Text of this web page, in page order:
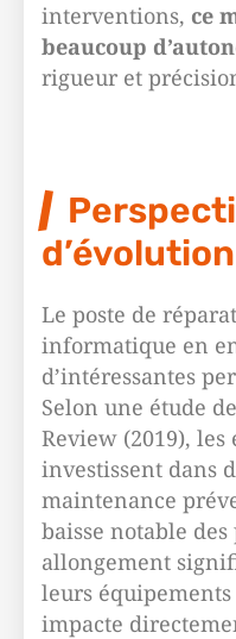
interventions, ce
beaucoup
rigueur et
Le poste de
informatique en
d’intéressantes
Selon une étude
Review (2019),
investissent dans
maintenance
baisse notable
allongement
leurs
impacte